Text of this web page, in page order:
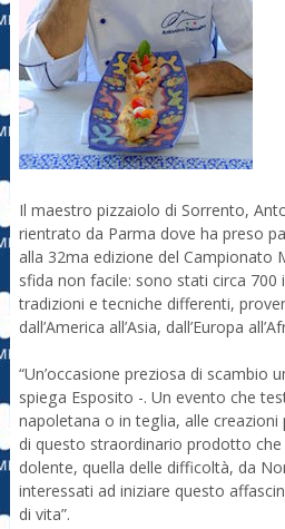
Il maestro pizzaiolo di Sorrento,
rientrato da Parma dove ha preso
alla 32ma edizione del Campionato
sfida non facile: sono stati circa 700
tradizioni e tecniche differenti,
dall’America all’Asia, dall’Europa
“Un’occasione preziosa di scambio
spiega Esposito -. Un evento che
napoletana o in teglia, alle creazioni
di questo straordinario prodotto che
dolente, quella delle difficoltà, da
interessati ad iniziare questo
di vita”.